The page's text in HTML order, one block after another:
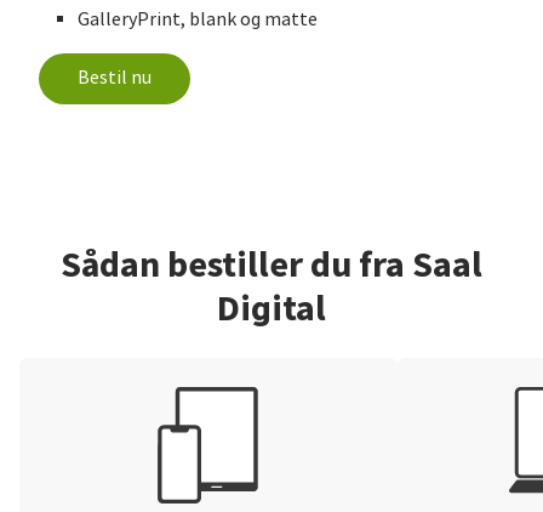
GalleryPrint, blank og matte
Bestil nu
Sådan bestiller du fra Saal
Digital